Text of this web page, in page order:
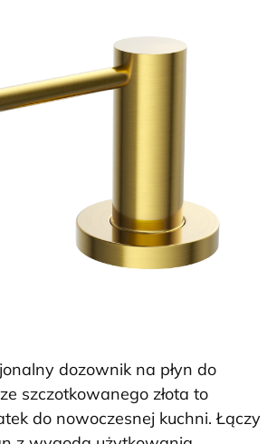
dozownik na płyn do
szczotkowanego złota to
do nowoczesnej kuchni. Łączy